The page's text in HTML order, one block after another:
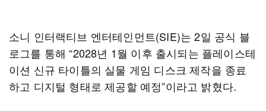
소니 인터랙티브 엔터테인먼트(SIE)는 2일 공식 블
로그를 통해 “2028년 1월 이후 출시되는 플레이스테
이션 신규 타이틀의 실물 게임 디스크 제작을 종료
하고 디지털 형태로 제공할 예정”이라고 밝혔다.